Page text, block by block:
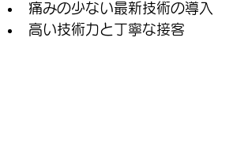
痛みの少ない最新技術の導入
高い技術力と丁寧な接客